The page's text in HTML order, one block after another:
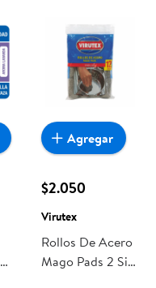
$2.050
Virutex
Rollos De Acero
Mago Pads 2 Sin
Agregar